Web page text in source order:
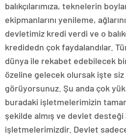
balıkçılarımıza, teknelerin
ekipmanlarını yenileme,
devletimiz kredi verdi ve o
kredidedn çok faydalandılar.
dünya ile rekabet edebilecek
özeline gelecek olursak işte
görüyorsunuz. Şu anda çok
buradaki işletmelerimizin
şekilde almış ve devlet
işletmelerimizdir. Devlet